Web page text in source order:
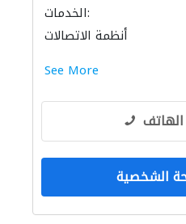
الخدمات:
أنظمة الاتصالات
See More
الشخصية